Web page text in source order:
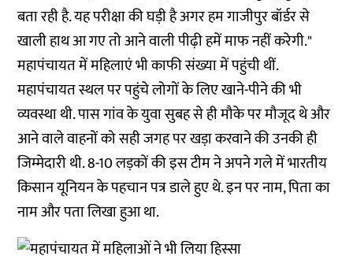
बता रही है. यह परीक्षा की घड़ी है अगर हम गाजीपुर बॉर्डर से
खाली हाथ आ गए तो आने वाली पीढ़ी हमें माफ नहीं करेगी."
महापंचायत में महिलाएं भी काफी संख्या में पहुंची थीं.
महापंचायत स्थल पर पहुंचे लोगों के लिए खाने-पीने की भी
व्यवस्था थी. पास गांव के युवा सुबह से ही मौके पर मौजूद थे और
आने वाले वाहनों को सही जगह पर खड़ा करवाने की उनकी ही
जिम्मेदारी थी. 8-10 लड़कों की इस टीम ने अपने गले में भारतीय
किसान यूनियन के पहचान पत्र डाले हुए थे. इन पर नाम, पिता का
नाम और पता लिखा हुआ था.